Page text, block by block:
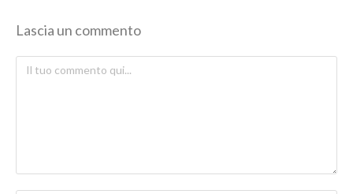
Lascia un commento